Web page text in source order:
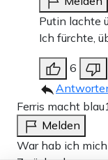
Putin lachte
Ich fürchte,
6
Ferris macht blau
Melden
War hab ich